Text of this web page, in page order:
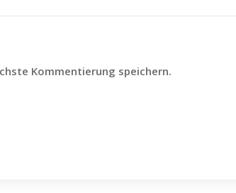
Kommentierung speichern.